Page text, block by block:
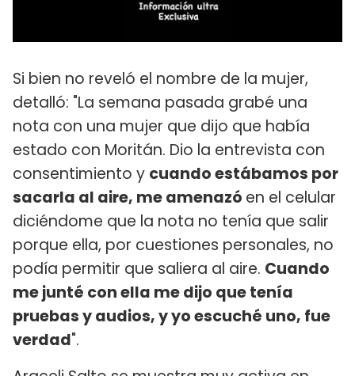
Si bien no reveló el nombre de la mujer,
detalló: "La semana pasada grabé una
nota con una mujer que dijo que había
estado con Moritán. Dio la entrevista con
consentimiento y cuando estábamos por
sacarla al aire, me amenazó en el celular
diciéndome que la nota no tenía que salir
porque ella, por cuestiones personales, no
podía permitir que saliera al aire. Cuando
me junté con ella me dijo que tenía
pruebas y audios, y yo escuché uno, fue
verdad".